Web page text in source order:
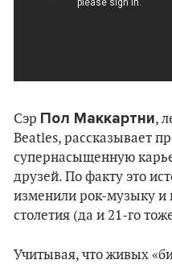
Сэр Пол Маккартни,
Beatles, рассказывает
супернасыщенную
друзей. По факту это
изменили рок-музыку и
столетия (да и 21-го
Учитывая, что живых